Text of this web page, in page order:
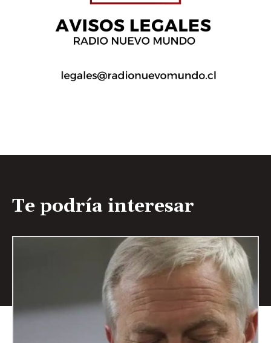
Te podría interesar